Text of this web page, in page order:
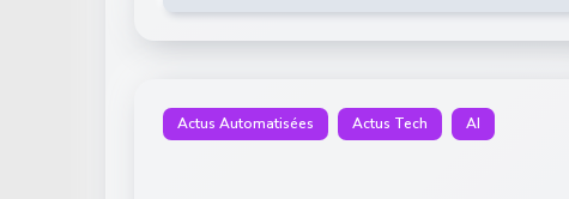
Actus Automatisées Actus Tech AI